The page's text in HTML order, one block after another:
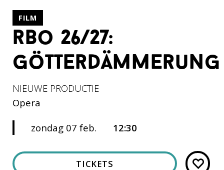
rbo 26/27:
götterdämmerung
NIEUWE PRODUCTIE
Opera
FILM
zondag 07 feb. 12:30
TICKETS